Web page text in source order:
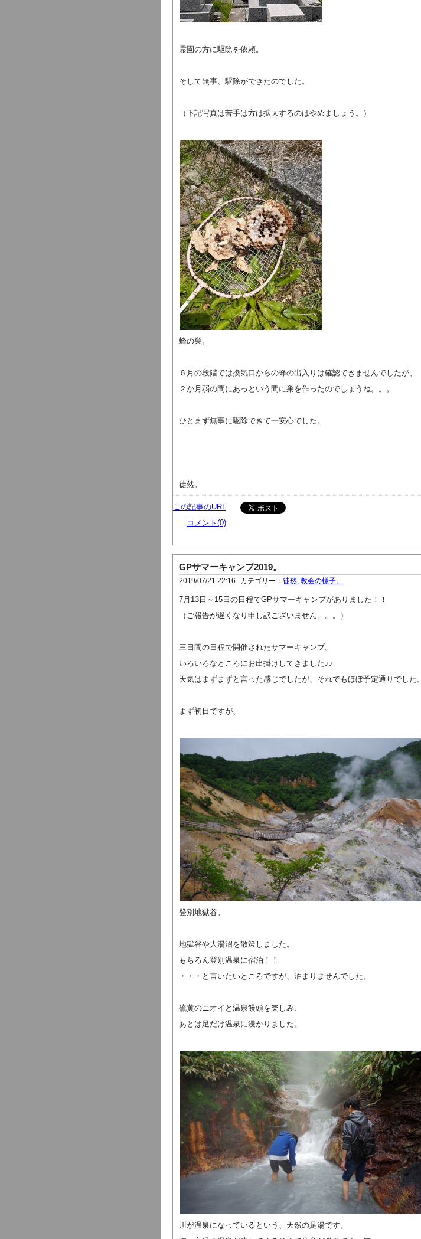
霊園の方に駆除を依頼。
そして無事、駆除ができたのでした。
（下記写真は苦手は方は拡大するのはやめましょう。）
蜂の巣。
６月の段階では換気口からの蜂の出入りは確認できませんでしたが、
２か月弱の間にあっという間に巣を作ったのでしょうね。。。
ひとまず無事に駆除できて一安心でした。
徒然。
この記事のURL
コメント(0)
GPサマーキャンプ2019。
2019/07/21 22:16 カテゴリー： 徒然 教会の様子。
7月13日～15日の日程でGPサマーキャンプがありました！！
（ご報告が遅くなり申し訳ございません。。。）
三日間の日程で開催されたサマーキャンプ。
いろいろなところにお出掛けしてきました♪♪
天気はまずまずと言った感じでしたが、それでもほぼ予定通りでした。
まず初日ですが、
登別地獄谷。
地獄谷や大湯沼を散策しました。
もちろん登別温泉に宿泊！！
・・・と言いたいところですが、泊まりませんでした。
硫黄のニオイと温泉饅頭を楽しみ、
あとは足だけ温泉に浸かりました。
川が温泉になっているという、天然の足湯です。